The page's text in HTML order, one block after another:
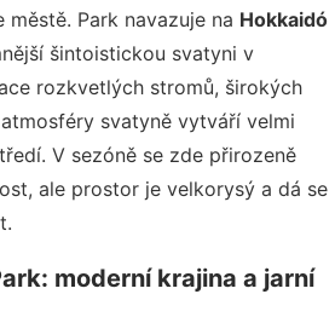
městě. Park navazuje na Hokkaidó
šintoistickou svatyni v
rozkvetlých stromů, širokých
svatyně vytváří velmi
V sezóně se zde přirozeně
ale prostor je velkorysý a dá se
moderní krajina a jarní